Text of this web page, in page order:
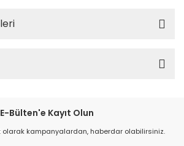
E-Bülten'e Kayıt Olun
olarak kampanyalardan, haberdar olabilirsiniz.